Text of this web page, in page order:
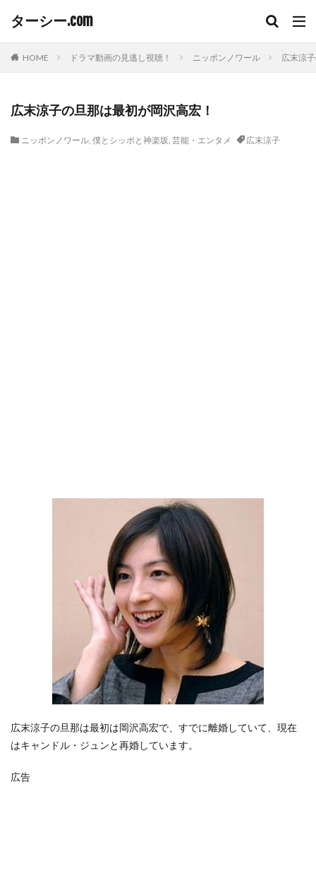
ターシー.com
HOME ドラマ動画の見逃し視聴！ ニッポンノワール 広末涼
広末涼子の旦那は最初が岡沢高宏！
ニッポンノワール, 僕とシッポと神楽坂, 芸能・エンタメ 広末涼子
広末涼子の旦那は最初は岡沢高宏で、すでに離婚していて、現在
はキャンドル・ジュンと再婚しています。
広告